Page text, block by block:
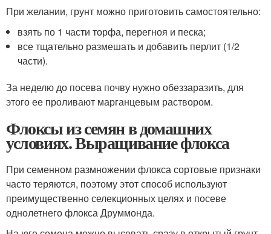
При желании, грунт можно приготовить самостоятельно:
взять по 1 части торфа, перегноя и песка;
все тщательно размешать и добавить перлит (1/2
части).
За неделю до посева почву нужно обеззаразить, для
этого ее проливают марганцевым раствором.
Флоксы из семян в домашних
условиях. Выращивание флокса
При семенном размножении флокса сортовые признаки
часто теряются, поэтому этот способ используют
преимущественно селекционных целях и посеве
однолетнего флокса Друммонда.